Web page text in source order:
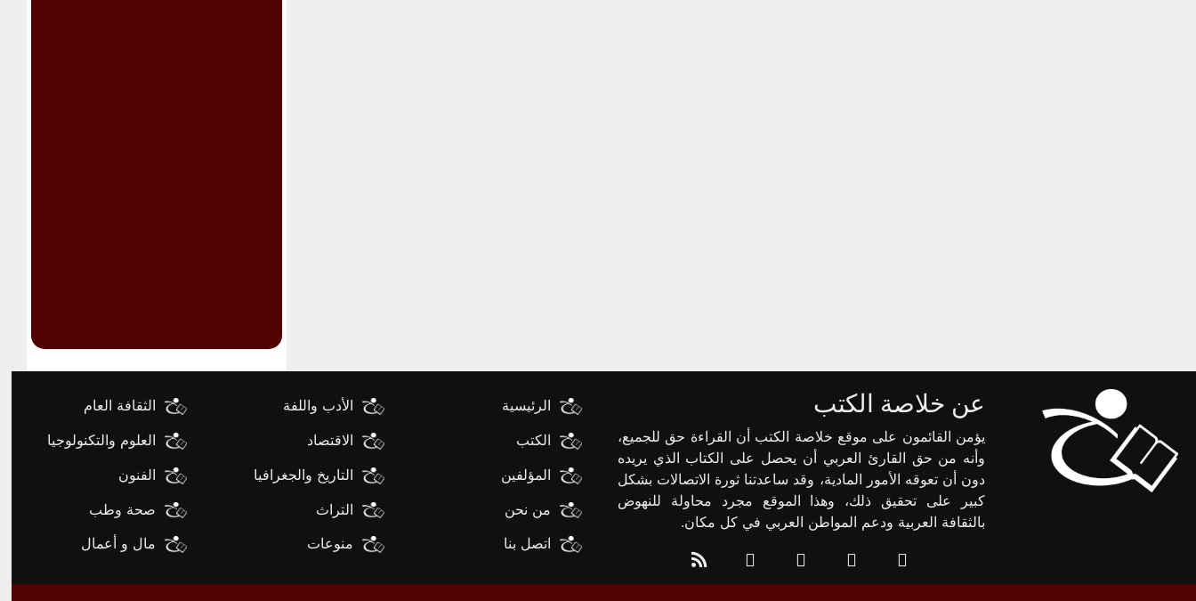
عن خلاصة الكتب
يؤمن القائمون على موقع خلاصة الكتب أن القراءة حق للجميع،
وأنه من حق القارئ العربي أن يحصل على الكتاب الذي يريده
دون أن تعوقه الأمور المادية، وقد ساعدتنا ثورة الاتصالات بشكل
كبير على تحقيق ذلك، وهذا الموقع مجرد محاولة للنهوض
بالثقافة العربية ودعم المواطن العربي في كل مكان.
الرئيسية
الكتب
المؤلفين
من نحن
اتصل بنا
الأدب واللفة
الاقتصاد
التاريخ والجغرافيا
التراث
منوعات
الثقافة العام
العلوم والتكنولوجيا
الفنون
صحة وطب
مال و أعمال